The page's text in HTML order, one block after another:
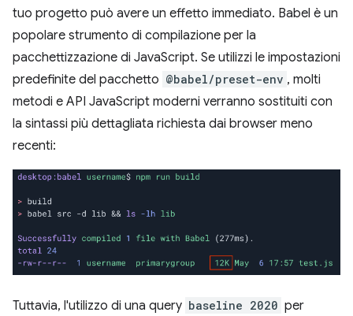
tuo progetto può avere un effetto immediato. Babel è un
popolare strumento di compilazione per la
pacchettizzazione di JavaScript. Se utilizzi le impostazioni
predefinite del pacchetto @babel/preset-env , molti
metodi e API JavaScript moderni verranno sostituiti con
la sintassi più dettagliata richiesta dai browser meno
recenti:
Tuttavia, l'utilizzo di una query baseline 2020 per